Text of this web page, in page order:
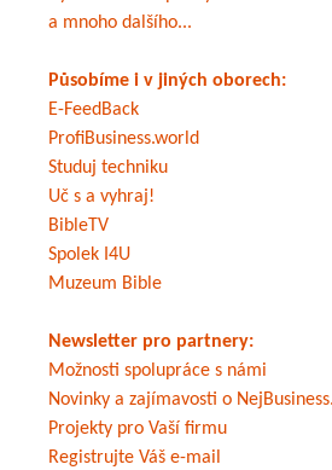
a mnoho dalšího...
Působíme i v jiných oborech:
E-FeedBack
ProfiBusiness.world
Studuj techniku
Uč s a vyhraj!
BibleTV
Spolek I4U
Muzeum Bible
Newsletter pro partnery:
Možnosti spolupráce s námi
Novinky a zajímavosti o
Projekty pro Vaší firmu
Registrujte Váš e-mail